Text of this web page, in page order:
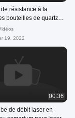
résistance à la
bouteilles de quartz
température
19, 2022
00:36
de débit laser en